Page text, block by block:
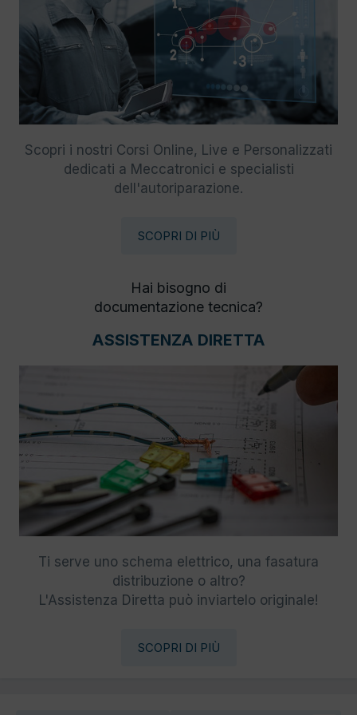
Scopri i nostri Corsi Online, Live e Personalizzati
dedicati a Meccatronici e specialisti
dell'autoriparazione.
SCOPRI DI PIÙ
Hai bisogno di
documentazione tecnica?
ASSISTENZA DIRETTA
Ti serve uno schema elettrico, una fasatura
distribuzione o altro?
L'Assistenza Diretta può inviartelo originale!
SCOPRI DI PIÙ